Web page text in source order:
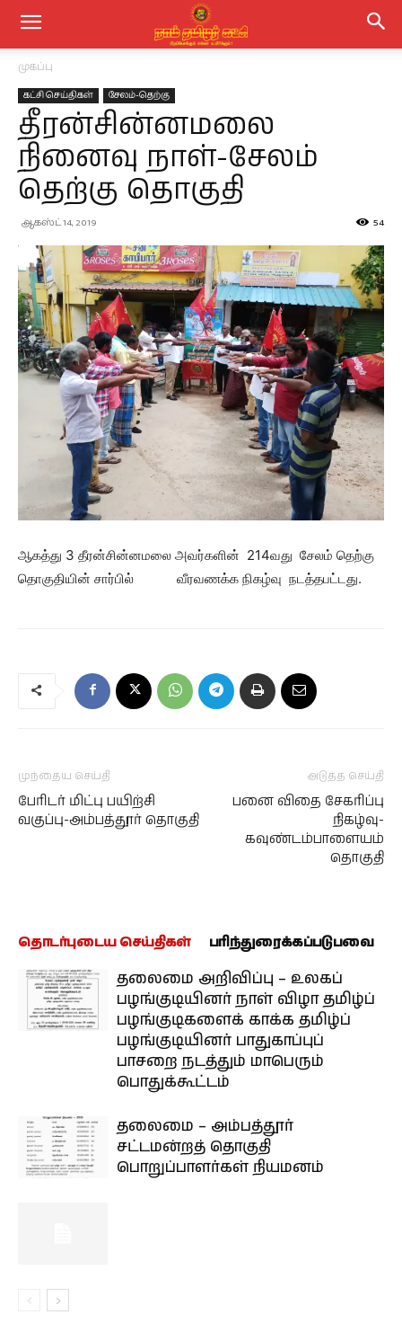
முகப்பு
கட்சி செய்திகள் சேலம்-தெற்கு
தீரன்சின்னமலை
நினைவு நாள்-சேலம்
தெற்கு தொகுதி
ஆகஸ்ட் 14, 2019 54
ஆகத்து 3 தீரன்சின்னமலை அவர்களின் 214வது சேலம் தெற்கு
தொகுதியின் சார்பில் வீரவணக்க நிகழ்வு நடத்தபட்டது.
முந்தைய செய்தி
பேரிடர் மிட்பு பயிற்சி
வகுப்பு-அம்பத்தூர் தொகுதி
அடுத்த செய்தி
பனை விதை சேகரிப்பு
நிகழ்வு-
கவுண்டம்பாளையம்
தொகுதி
தொடர்புடைய செய்திகள் பரிந்துரைக்கப்படுபவை
தலைமை அறிவிப்பு – உலகப்
பழங்குடியினர் நாள் விழா தமிழ்ப்
பழங்குடிகளைக் காக்க தமிழ்ப்
பழங்குடியினர் பாதுகாப்புப்
பாசறை நடத்தும் மாபெரும்
பொதுக்கூட்டம்
தலைமை – அம்பத்தூர்
சட்டமன்றத் தொகுதி
பொறுப்பாளர்கள் நியமனம்